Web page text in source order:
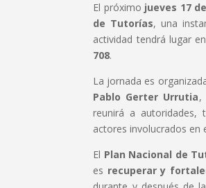
El próximo jueves 17
de Tutorías, una
actividad tendrá lugar
708.
La jornada es
Pablo Gerter Urrutia,
reunirá a autoridades,
actores involucrados en
El Plan Nacional de
es recuperar y